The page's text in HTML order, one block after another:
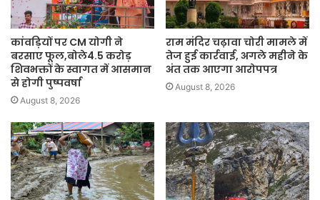
कांवड़ियों पर CM योगी ने
बरसाए फूल,बोले4.5 करोड़
शिवभक्तों के स्वागत में आसमान
से होगी पुष्पवर्षा
August 8, 2026
राम मंदिर चढ़ावा चोरी मामले में
तेज हुई कार्रवाई, अगले महीने के
अंत तक आएगा आरोपपत्र
August 8, 2026